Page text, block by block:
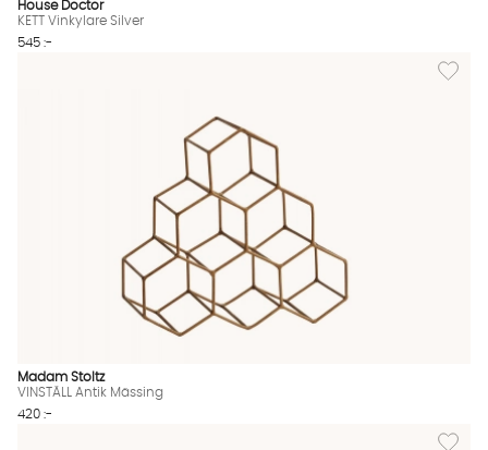
House Doctor
KETT Vinkylare Silver
545 :-
Lägg
Madam Stoltz
VINSTÄLL Antik Mässing
420 :-
Lägg